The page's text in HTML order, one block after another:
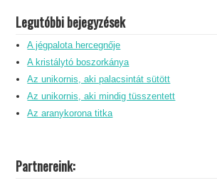
Legutóbbi bejegyzések
A jégpalota hercegnője
A kristálytó boszorkánya
Az unikornis, aki palacsintát sütött
Az unikornis, aki mindig tüsszentett
Az aranykorona titka
Partnereink: